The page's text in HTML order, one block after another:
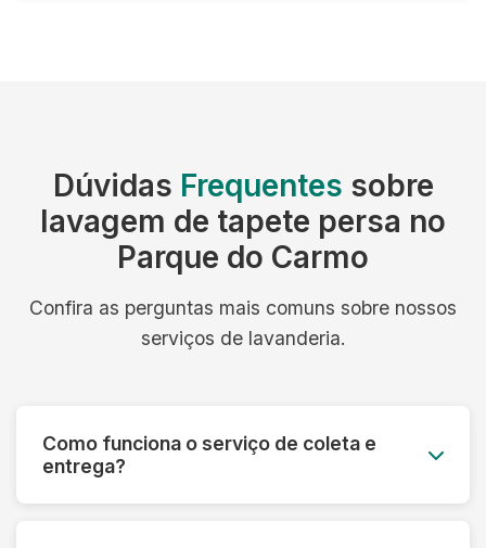
Dúvidas Frequentes sobre
lavagem de tapete persa no
Parque do Carmo
Confira as perguntas mais comuns sobre nossos
serviços de lavanderia.
Como funciona o serviço de coleta e
entrega?